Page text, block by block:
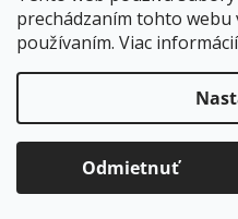
prechádzaním tohto webu
používaním. Viac informácií
Odmietnuť
Doprava zadarmopre
nad
Balíky